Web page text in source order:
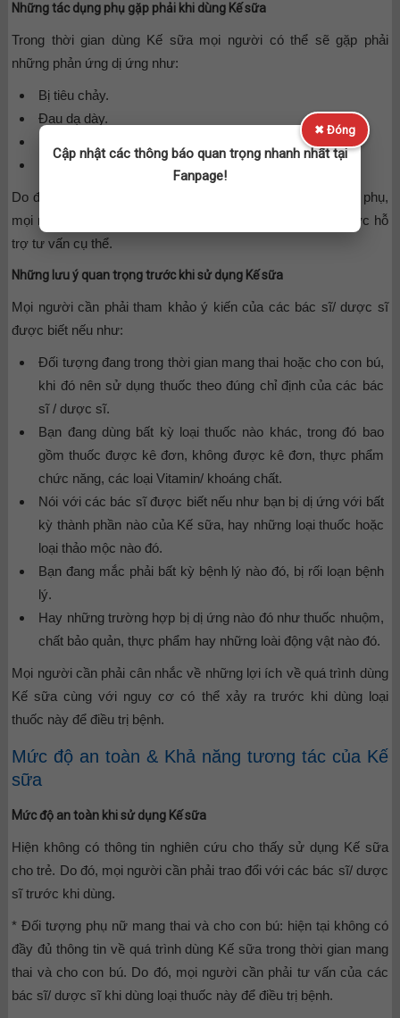
Những tác dụng phụ gặp phải khi dùng Kế sữa
Trong thời gian dùng Kế sữa mọi người có thể sẽ gặp phải
những phản ứng dị ứng như:
Bị tiêu chảy.
Đau dạ dày.
Nổi phát ban (do chạm vào cây Kế sữa).
Do đó, nếu như gặp bất kỳ thắc mắc gì về những tác dụng phụ,
mọi người cần phải trao đổi với các bác sĩ/ dược sĩ để được hỗ
trợ tư vấn cụ thể.
Những lưu ý quan trọng trước khi sử dụng Kế sữa
Mọi người cần phải tham khảo ý kiến của các bác sĩ/ dược sĩ
được biết nếu như:
Đối tượng đang trong thời gian mang thai hoặc cho con bú,
khi đó nên sử dụng thuốc theo đúng chỉ định của các bác
sĩ / dược sĩ.
Bạn đang dùng bất kỳ loại thuốc nào khác, trong đó bao
gồm thuốc được kê đơn, không được kê đơn, thực phẩm
chức năng, các loại Vitamin/ khoáng chất.
Nói với các bác sĩ được biết nếu như bạn bị dị ứng với bất
kỳ thành phần nào của Kế sữa, hay những loại thuốc hoặc
loại thảo mộc nào đó.
Bạn đang mắc phải bất kỳ bệnh lý nào đó, bị rối loạn bệnh
lý.
Hay những trường hợp bị dị ứng nào đó như thuốc nhuộm,
chất bảo quản, thực phẩm hay những loài động vật nào đó.
Mọi người cần phải cân nhắc về những lợi ích về quá trình dùng
Kế sữa cùng với nguy cơ có thể xảy ra trước khi dùng loại
thuốc này để điều trị bệnh.
Mức độ an toàn & Khả năng tương tác của Kế
sữa
Mức độ an toàn khi sử dụng Kế sữa
Hiện không có thông tin nghiên cứu cho thấy sử dụng Kế sữa
cho trẻ. Do đó, mọi người cần phải trao đổi với các bác sĩ/ dược
sĩ trước khi dùng.
* Đối tượng phụ nữ mang thai và cho con bú: hiện tại không có
đầy đủ thông tin về quá trình dùng Kế sữa trong thời gian mang
thai và cho con bú. Do đó, mọi người cần phải tư vấn của các
bác sĩ/ dược sĩ khi dùng loại thuốc này để điều trị bệnh.
✖ Đóng
Cập nhật các thông báo quan trọng nhanh nhất tại
Fanpage!